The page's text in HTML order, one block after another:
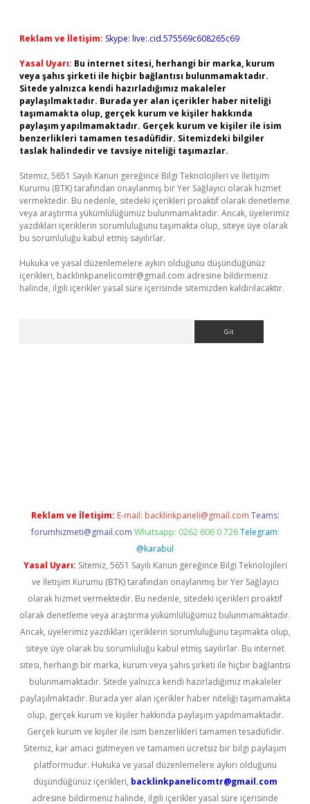
Reklam ve İletişim: Skype: live:.cid.575569c608265c69
Yasal Uyarı: Bu internet sitesi, herhangi bir marka, kurum
veya şahıs şirketi ile hiçbir bağlantısı bulunmamaktadır.
Sitede yalnızca kendi hazırladığımız makaleler
paylaşılmaktadır. Burada yer alan içerikler haber niteliği
taşımamakta olup, gerçek kurum ve kişiler hakkında
paylaşım yapılmamaktadır. Gerçek kurum ve kişiler ile isim
benzerlikleri tamamen tesadüfidir. Sitemizdeki bilgiler
taslak halindedir ve tavsiye niteliği taşımazlar.
Sitemiz, 5651 Sayılı Kanun gereğince Bilgi Teknolojileri ve İletişim
Kurumu (BTK) tarafından onaylanmış bir Yer Sağlayıcı olarak hizmet
vermektedir. Bu nedenle, sitedeki içerikleri proaktif olarak denetleme
veya araştırma yükümlülüğümüz bulunmamaktadır. Ancak, üyelerimiz
yazdıkları içeriklerin sorumluluğunu taşımakta olup, siteye üye olarak
bu sorumluluğu kabul etmiş sayılırlar.
Hukuka ve yasal düzenlemelere aykırı olduğunu düşündüğünüz
içerikleri, backlinkpanelicomtr@gmail.com adresine bildirmeniz
halinde, ilgili içerikler yasal süre içerisinde sitemizden kaldırılacaktır.
Reklam ve İletişim: E-mail: backlinkpaneli@gmail.com Teams:
forumhizmeti@gmail.com Whatsapp: 0262 606 0 726 Telegram:
@karabul
Yasal Uyarı: Sitemiz, 5651 Sayılı Kanun gereğince Bilgi Teknolojileri
ve İletişim Kurumu (BTK) tarafından onaylanmış bir Yer Sağlayıcı
olarak hizmet vermektedir. Bu nedenle, sitedeki içerikleri proaktif
olarak denetleme veya araştırma yükümlülüğümüz bulunmamaktadır.
Ancak, üyelerimiz yazdıkları içeriklerin sorumluluğunu taşımakta olup,
siteye üye olarak bu sorumluluğu kabul etmiş sayılırlar. Bu internet
sitesi, herhangi bir marka, kurum veya şahıs şirketi ile hiçbir bağlantısı
bulunmamaktadır. Sitede yalnızca kendi hazırladığımız makaleler
paylaşılmaktadır. Burada yer alan içerikler haber niteliği taşımamakta
olup, gerçek kurum ve kişiler hakkında paylaşım yapılmamaktadır.
Gerçek kurum ve kişiler ile isim benzerlikleri tamamen tesadüfidir.
Sitemiz, kar amacı gütmeyen ve tamamen ücretsiz bir bilgi paylaşım
platformudur. Hukuka ve yasal düzenlemelere aykırı olduğunu
düşündüğünüz içerikleri, backlinkpanelicomtr@gmail.com
adresine bildirmeniz halinde, ilgili içerikler yasal süre içerisinde